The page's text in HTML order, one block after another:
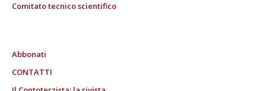
Comitato tecnico scientifico
Abbonati
CONTATTI